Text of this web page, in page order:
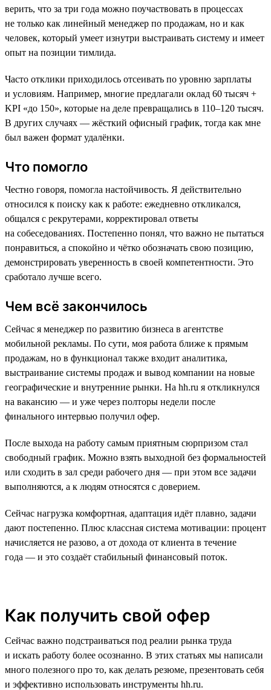
верить, что за три года можно поучаствовать в процессах
не только как линейный менеджер по продажам, но и как
человек, который умеет изнутри выстраивать систему и имеет
опыт на позиции тимлида.
Часто отклики приходилось отсеивать по уровню зарплаты
и условиям. Например, многие предлагали оклад 60 тысяч +
KPI «до 150», которые на деле превращались в 110–120 тысяч.
В других случаях — жёсткий офисный график, тогда как мне
был важен формат удалёнки.
Что помогло
Честно говоря, помогла настойчивость. Я действительно
относился к поиску как к работе: ежедневно откликался,
общался с рекрутерами, корректировал ответы
на собеседованиях. Постепенно понял, что важно не пытаться
понравиться, а спокойно и чётко обозначать свою позицию,
демонстрировать уверенность в своей компетентности. Это
сработало лучше всего.
Чем всё закончилось
Сейчас я менеджер по развитию бизнеса в агентстве
мобильной рекламы. По сути, моя работа ближе к прямым
продажам, но в функционал также входит аналитика,
выстраивание системы продаж и вывод компании на новые
географические и внутренние рынки. На hh.ru я откликнулся
на вакансию — и уже через полторы недели после
финального интервью получил офер.
После выхода на работу самым приятным сюрпризом стал
свободный график. Можно взять выходной без формальностей
или сходить в зал среди рабочего дня — при этом все задачи
выполняются, а к людям относятся с доверием.
Сейчас нагрузка комфортная, адаптация идёт плавно, задачи
дают постепенно. Плюс классная система мотивации: процент
начисляется не разово, а от дохода от клиента в течение
года — и это создаёт стабильный финансовый поток.
Как получить свой офер
Сейчас важно подстраиваться под реалии рынка труда
и искать работу более осознанно. В этих статьях мы написали
много полезного про то, как делать резюме, презентовать себя
и эффективно использовать инструменты hh.ru.